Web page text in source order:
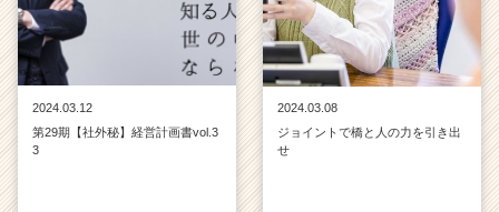
2024.03.12
第29期【社外秘】経営計画書vol.3
3
2024.03.08
ジョイントで橋と人の力を引き出
せ